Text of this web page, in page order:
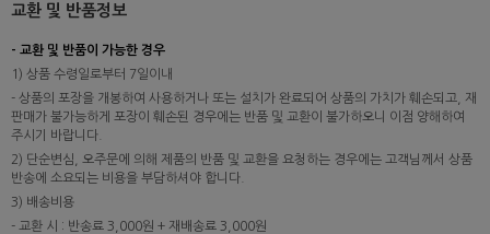
교환 및 반품정보
- 교환 및 반품이 가능한 경우
1) 상품 수령일로부터 7일이내
- 상품의 포장을 개봉하여 사용하거나 또는 설치가 완료되어 상품의 가치가 훼손되고, 재
판매가 불가능하게 포장이 훼손된 경우에는 반품 및 교환이 불가하오니 이점 양해하여
주시기 바랍니다.
2) 단순변심, 오주문에 의해 제품의 반품 및 교환을 요청하는 경우에는 고객님께서 상품
반송에 소요되는 비용을 부담하셔야 합니다.
3) 배송비용
- 교환 시 : 반송료 3,000원 + 재배송료 3,000원